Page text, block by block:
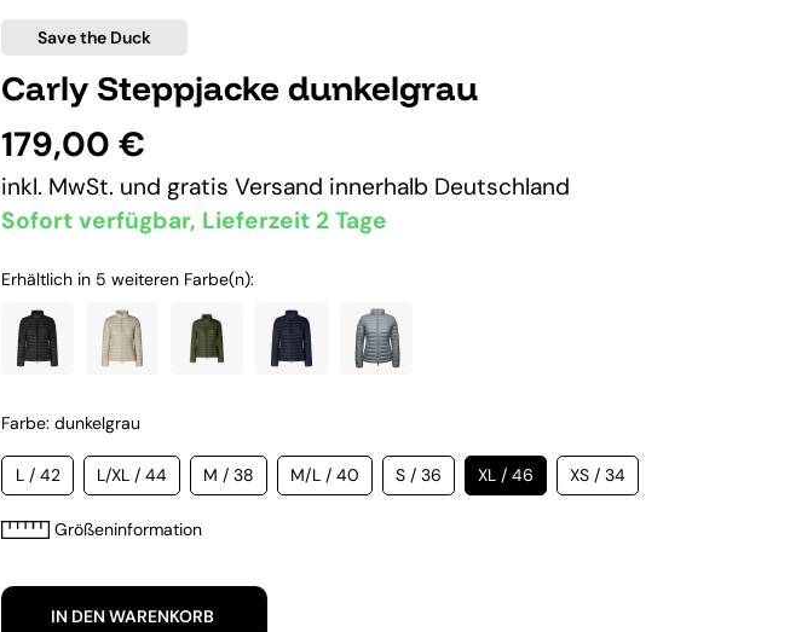
Save the Duck
Carly Steppjacke dunkelgrau
179,00 €
inkl. MwSt. und gratis Versand innerhalb Deutschland
Sofort verfügbar, Lieferzeit 2 Tage
Erhältlich in 5 weiteren Farbe(n):
Farbe: dunkelgrau
L / 42 L/XL / 44 M / 38 M/L / 40 S / 36 XL / 46 XS / 34
Größeninformation
IN DEN WARENKORB